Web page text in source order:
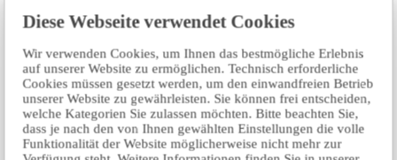
Diese Webseite verwendet Cookies
Wir verwenden Cookies, um Ihnen das bestmögliche Erlebnis
auf unserer Website zu ermöglichen. Technisch erforderliche
Cookies müssen gesetzt werden, um den einwandfreien Betrieb
unserer Website zu gewährleisten. Sie können frei entscheiden,
welche Kategorien Sie zulassen möchten. Bitte beachten Sie,
dass je nach den von Ihnen gewählten Einstellungen die volle
Funktionalität der Website möglicherweise nicht mehr zur